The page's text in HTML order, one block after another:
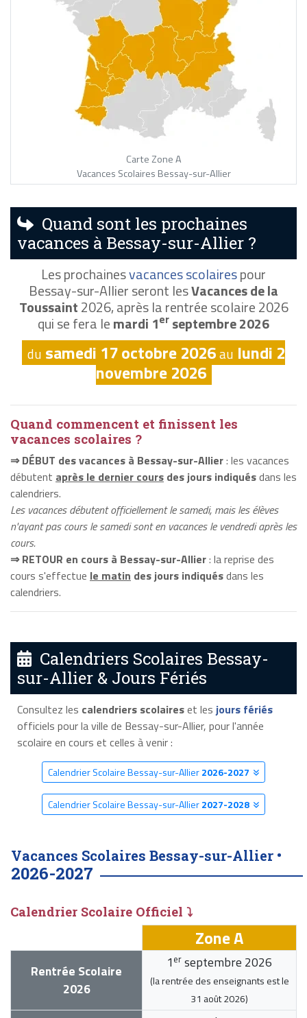
Carte Zone A
Vacances Scolaires Bessay-sur-Allier
Quand sont les prochaines
vacances à Bessay-sur-Allier ?
Les prochainesvacances scolairespour
Bessay-sur-Allier seront lesVacances de la
Toussaint2026, après la rentrée scolaire 2026
qui se fera lemardi 1er septembre 2026
du samedi 17 octobre 2026au lundi 2
novembre 2026
Quand commencent et finissent les
vacances scolaires ?
⇒ DÉBUT des vacances à Bessay-sur-Allier: les vacances
débutent après le dernier cours des jours indiquésdans les
calendriers.
Les vacances débutent officiellement le samedi, mais les élèves
n'ayant pas cours le samedi sont en vacances le vendredi après les
cours.
⇒ RETOUR en cours à Bessay-sur-Allier: la reprise des
cours s'effectue le matin des jours indiquésdans les
calendriers.
Calendriers Scolaires Bessay-
sur-Allier & Jours Fériés
Consultez les calendriers scolaireset les jours fériés
officiels pour la ville de Bessay-sur-Allier, pour l'année
scolaire en cours et celles à venir :
Calendrier Scolaire Bessay-sur-Allier2026-2027
Calendrier Scolaire Bessay-sur-Allier2027-2028
Vacances Scolaires Bessay-sur-Allier •
2026-2027
Calendrier Scolaire Officiel ⤵
Zone A
Rentrée Scolaire
2026
1 er septembre 2026
(la rentrée des enseignants est le
31 août 2026)